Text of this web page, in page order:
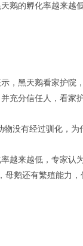
鹅的孵化率越来越
，黑天鹅看家护院
充分信任人，看家
物没有经过驯化，
越来越低，专家认
母鹅还有繁殖能力，